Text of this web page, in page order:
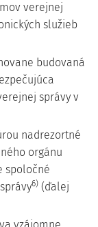
verejnej
služieb
budovaná
správy v
nadrezortné
orgánu
spoločné
6) (ďalej